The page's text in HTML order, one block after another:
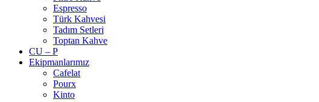
Espresso
Türk Kahvesi
Tadım Setleri
Toptan Kahve
CU – P
Ekipmanlarımız
Cafelat
Pourx
Kinto